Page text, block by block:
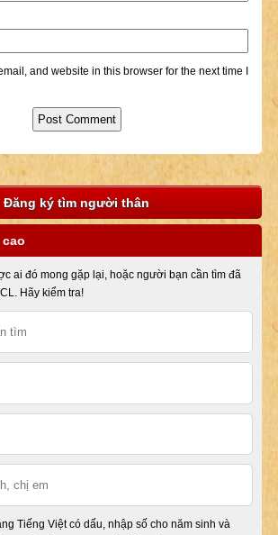
and website in this browser for the next time I
Đăng ký tìm người thân
ai đó mong gặp lại, hoặc người bạn cần tìm đã
Hãy kiểm tra!
Tiếng Việt có dấu, nhập số cho năm sinh và